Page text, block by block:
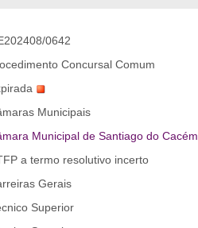
0642
Concursal Comum
Municipais
Municipal de Santiago do Cacém
a termo resolutivo incerto
Gerais
Superior